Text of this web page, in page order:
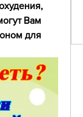
Вам
для